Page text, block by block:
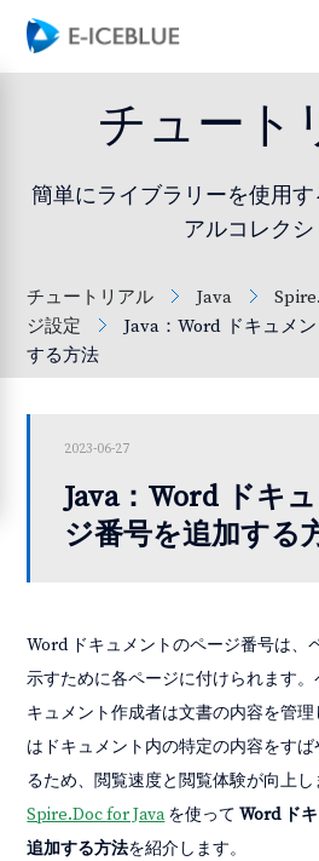
チュート
簡単にライブラリーを使用
アルコレクシ
チュートリアル Java
ジ設定
Java：Word ドキュメ
する方法
2023-06-27
Java：Word ドキ
ジ番号を追加する
Word ドキュメントのページ番号は、
示すために各ページに付けられます
キュメント作成者は文書の内容を管
はドキュメント内の特定の内容をす
るため、閲覧速度と閲覧体験が向上し
Spire.Doc for Javaを使ってWord ド
追加する方法を紹介します。